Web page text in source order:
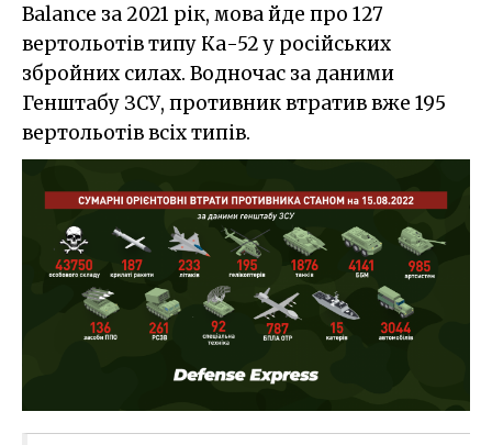
Balance за 2021 рік, мова йде про 127
вертольотів типу Ка-52 у російських
збройних силах. Водночас за даними
Генштабу ЗСУ, противник втратив вже 195
вертольотів всіх типів.